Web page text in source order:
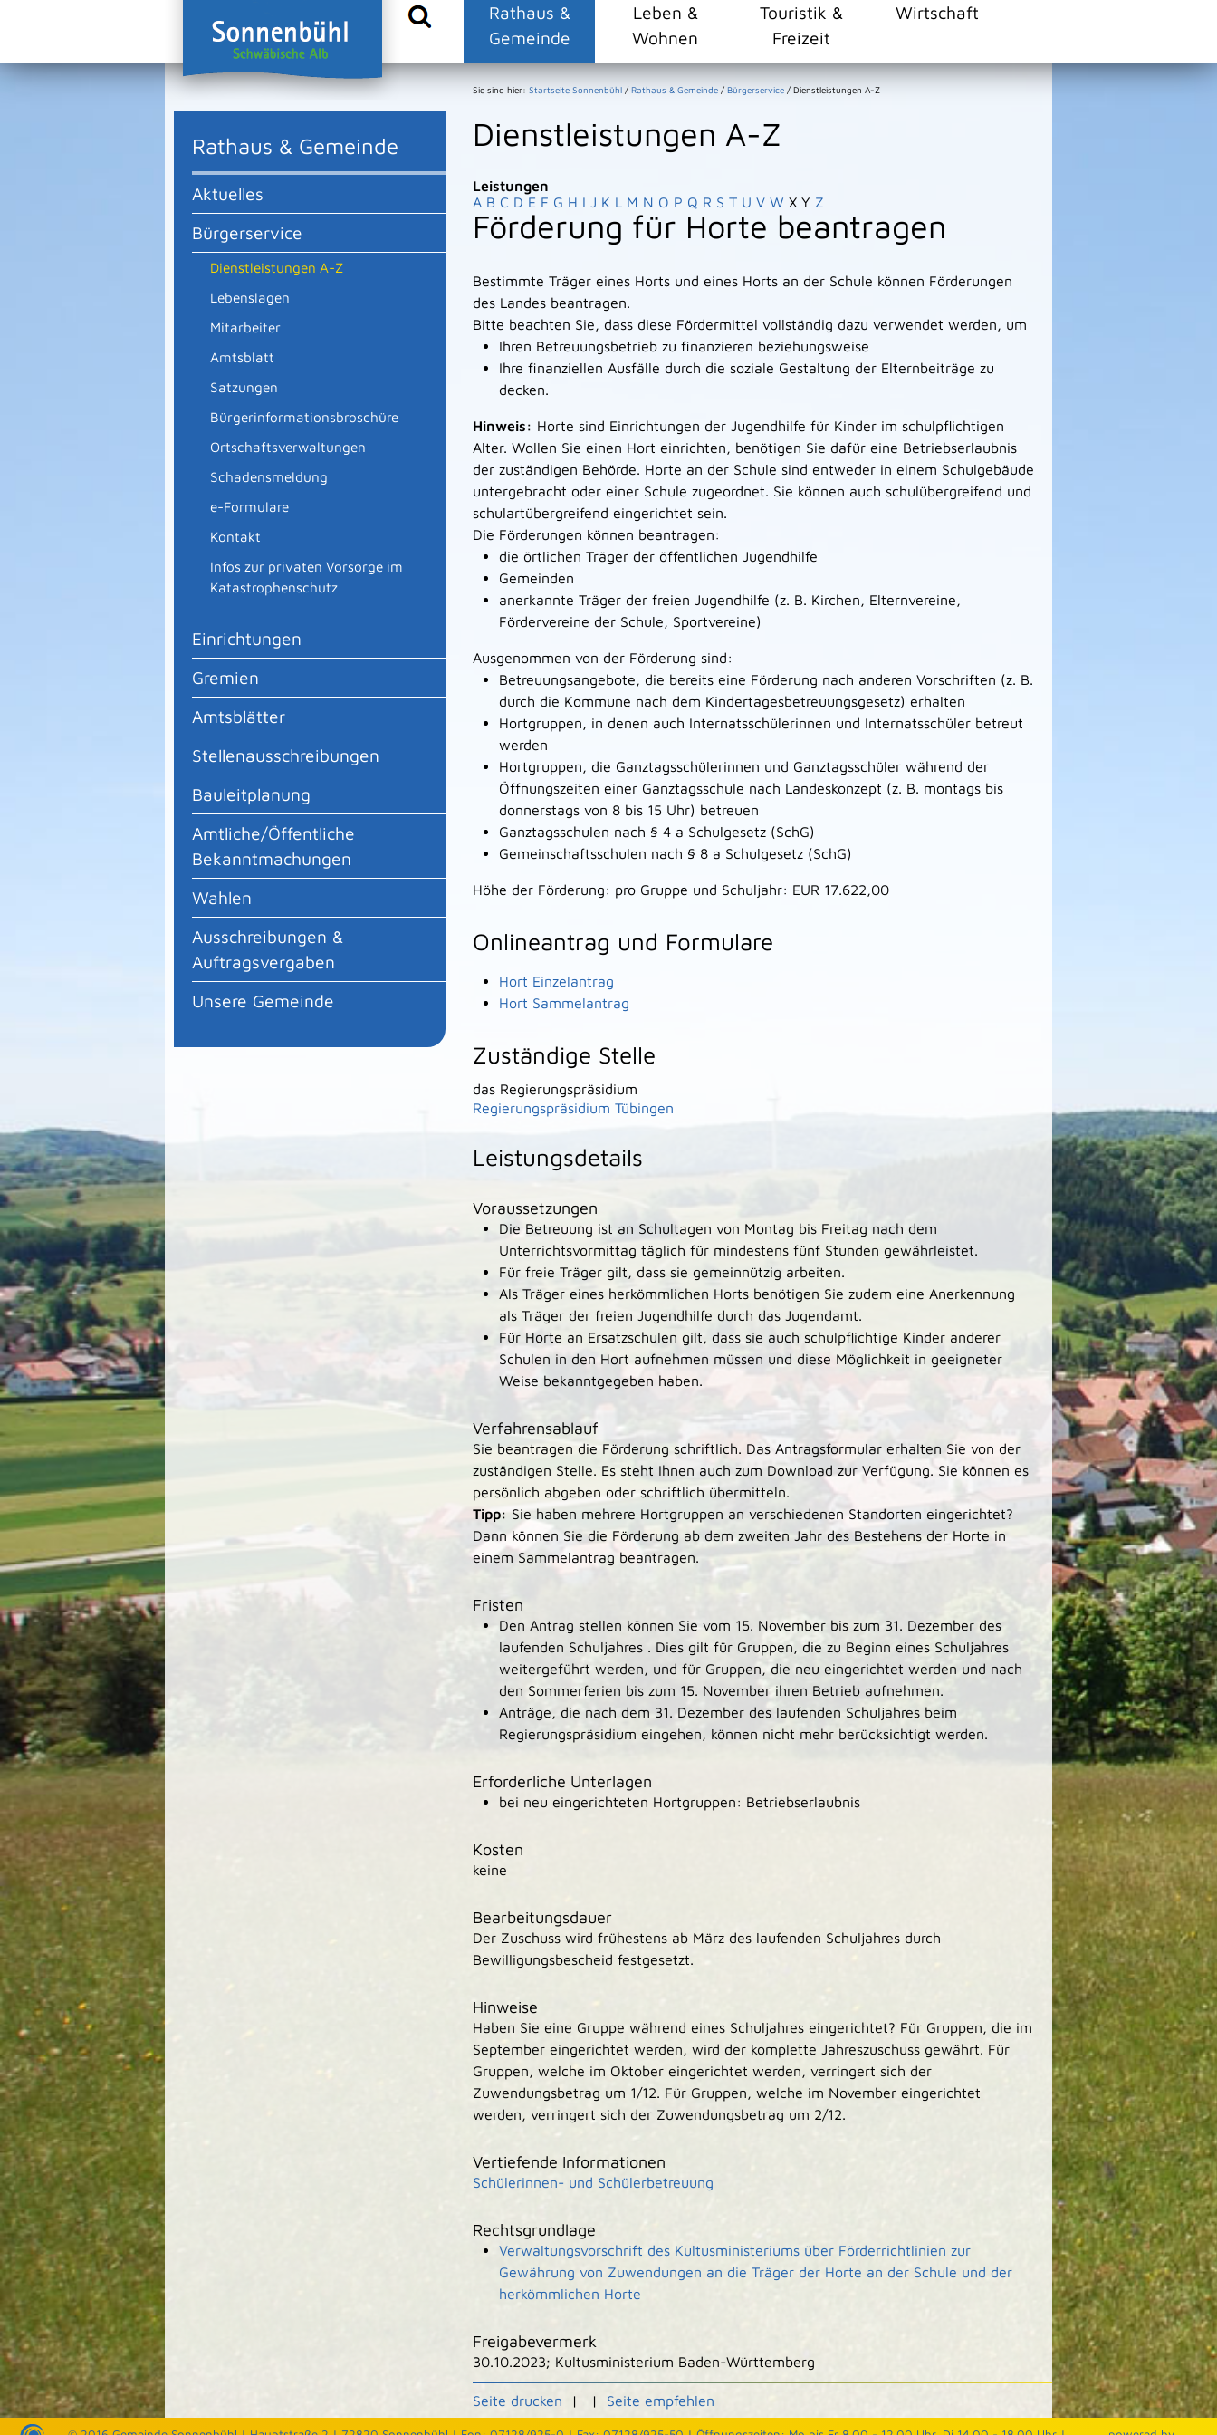
Rathaus &
Gemeinde
Leben &
Wohnen
Touristik &
Freizeit
Wirtschaft
Rathaus & Gemeinde
Aktuelles
Bürgerservice
Dienstleistungen A-Z
Lebenslagen
Mitarbeiter
Amtsblatt
Satzungen
Bürgerinformationsbroschüre
Ortschaftsverwaltungen
Schadensmeldung
e-Formulare
Kontakt
Infos zur privaten Vorsorge im
Katastrophenschutz
Einrichtungen
Gremien
Amtsblätter
Stellenausschreibungen
Bauleitplanung
Amtliche/Öffentliche
Bekanntmachungen
Wahlen
Ausschreibungen &
Auftragsvergaben
Unsere Gemeinde
Sie sind hier: Startseite Sonnenbühl / Rathaus & Gemeinde / Bürgerservice / Dienstleistungen A-Z
Dienstleistungen A-Z
Leistungen
A B C D E F G H I J K L M N O P Q R S T U V W X Y Z
Förderung für Horte beantragen
Bestimmte Träger eines Horts und eines Horts an der Schule können Förderungen
des Landes beantragen.
Bitte beachten Sie, dass diese Fördermittel vollständig dazu verwendet werden, um
Ihren Betreuungsbetrieb zu finanzieren beziehungsweise
Ihre finanziellen Ausfälle durch die soziale Gestaltung der Elternbeiträge zu
decken.
Hinweis: Horte sind Einrichtungen der Jugendhilfe für Kinder im schulpflichtigen
Alter. Wollen Sie einen Hort einrichten, benötigen Sie dafür eine Betriebserlaubnis
der zuständigen Behörde. Horte an der Schule sind entweder in einem Schulgebäude
untergebracht oder einer Schule zugeordnet. Sie können auch schulübergreifend und
schulartübergreifend eingerichtet sein.
Die Förderungen können beantragen:
die örtlichen Träger der öffentlichen Jugendhilfe
Gemeinden
anerkannte Träger der freien Jugendhilfe (z. B. Kirchen, Elternvereine,
Fördervereine der Schule, Sportvereine)
Ausgenommen von der Förderung sind:
Betreuungsangebote, die bereits eine Förderung nach anderen Vorschriften (z. B.
durch die Kommune nach dem Kindertagesbetreuungsgesetz) erhalten
Hortgruppen, in denen auch Internatsschülerinnen und Internatsschüler betreut
werden
Hortgruppen, die Ganztagsschülerinnen und Ganztagsschüler während der
Öffnungszeiten einer Ganztagsschule nach Landeskonzept (z. B. montags bis
donnerstags von 8 bis 15 Uhr) betreuen
Ganztagsschulen nach § 4 a Schulgesetz (SchG)
Gemeinschaftsschulen nach § 8 a Schulgesetz (SchG)
Höhe der Förderung: pro Gruppe und Schuljahr: EUR 17.622,00
Onlineantrag und Formulare
Hort Einzelantrag
Hort Sammelantrag
Zuständige Stelle
das Regierungspräsidium
Regierungspräsidium Tübingen
Leistungsdetails
Voraussetzungen
Die Betreuung ist an Schultagen von Montag bis Freitag nach dem
Unterrichtsvormittag täglich für mindestens fünf Stunden gewährleistet.
Für freie Träger gilt, dass sie gemeinnützig arbeiten.
Als Träger eines herkömmlichen Horts benötigen Sie zudem eine Anerkennung
als Träger der freien Jugendhilfe durch das Jugendamt.
Für Horte an Ersatzschulen gilt, dass sie auch schulpflichtige Kinder anderer
Schulen in den Hort aufnehmen müssen und diese Möglichkeit in geeigneter
Weise bekanntgegeben haben.
Verfahrensablauf
Sie beantragen die Förderung schriftlich. Das Antragsformular erhalten Sie von der
zuständigen Stelle. Es steht Ihnen auch zum Download zur Verfügung. Sie können es
persönlich abgeben oder schriftlich übermitteln.
Tipp: Sie haben mehrere Hortgruppen an verschiedenen Standorten eingerichtet?
Dann können Sie die Förderung ab dem zweiten Jahr des Bestehens der Horte in
einem Sammelantrag beantragen.
Fristen
Den Antrag stellen können Sie vom 15. November bis zum 31. Dezember des
laufenden Schuljahres . Dies gilt für Gruppen, die zu Beginn eines Schuljahres
weitergeführt werden, und für Gruppen, die neu eingerichtet werden und nach
den Sommerferien bis zum 15. November ihren Betrieb aufnehmen.
Anträge, die nach dem 31. Dezember des laufenden Schuljahres beim
Regierungspräsidium eingehen, können nicht mehr berücksichtigt werden.
Erforderliche Unterlagen
bei neu eingerichteten Hortgruppen: Betriebserlaubnis
Kosten
keine
Bearbeitungsdauer
Der Zuschuss wird frühestens ab März des laufenden Schuljahres durch
Bewilligungsbescheid festgesetzt.
Hinweise
Haben Sie eine Gruppe während eines Schuljahres eingerichtet? Für Gruppen, die im
September eingerichtet werden, wird der komplette Jahreszuschuss gewährt. Für
Gruppen, welche im Oktober eingerichtet werden, verringert sich der
Zuwendungsbetrag um 1/12. Für Gruppen, welche im November eingerichtet
werden, verringert sich der Zuwendungsbetrag um 2/12.
Vertiefende Informationen
Schülerinnen- und Schülerbetreuung
Rechtsgrundlage
Verwaltungsvorschrift des Kultusministeriums über Förderrichtlinien zur
Gewährung von Zuwendungen an die Träger der Horte an der Schule und der
herkömmlichen Horte
Freigabevermerk
30.10.2023; Kultusministerium Baden-Württemberg
Seite drucken | | Seite empfehlen